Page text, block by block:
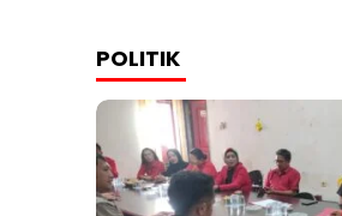
POLITIK